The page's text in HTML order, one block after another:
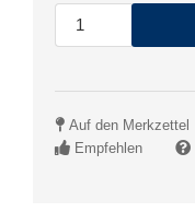
Auf den Merkzettel
Empfehlen